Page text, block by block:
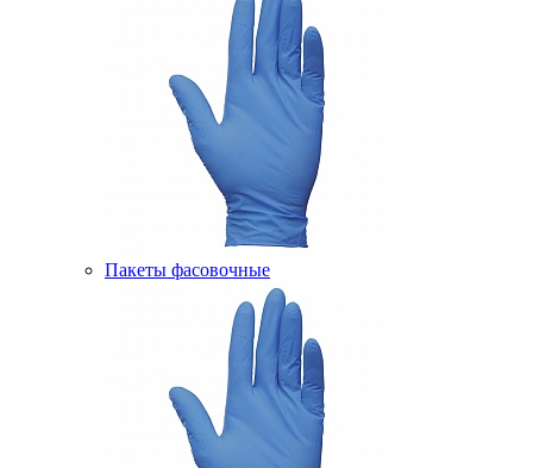
Пакеты фасовочные